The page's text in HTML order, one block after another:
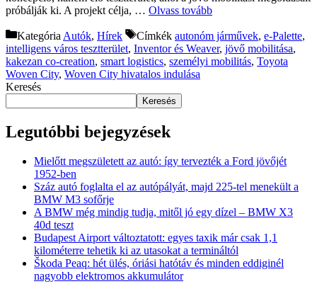
próbálják ki. A projekt célja, … Olvass tovább
Kategória Autók, Hírek Címkék autonóm járművek, e-Palette,
intelligens város tesztterület, Inventor és Weaver, jövő mobilitása,
kakezan co-creation, smart logistics, személyi mobilitás, Toyota
Woven City, Woven City hivatalos indulása
Keresés
Keresés
Legutóbbi bejegyzések
Mielőtt megszületett az autó: így tervezték a Ford jövőjét
1952-ben
Száz autó foglalta el az autópályát, majd 225-tel menekült a
BMW M3 sofőrje
A BMW még mindig tudja, mitől jó egy dízel – BMW X3
40d teszt
Budapest Airport változtatott: egyes taxik már csak 1,1
kilométerre tehetik ki az utasokat a termináltól
Škoda Peaq: hét ülés, óriási hatótáv és minden eddiginél
nagyobb elektromos akkumulátor